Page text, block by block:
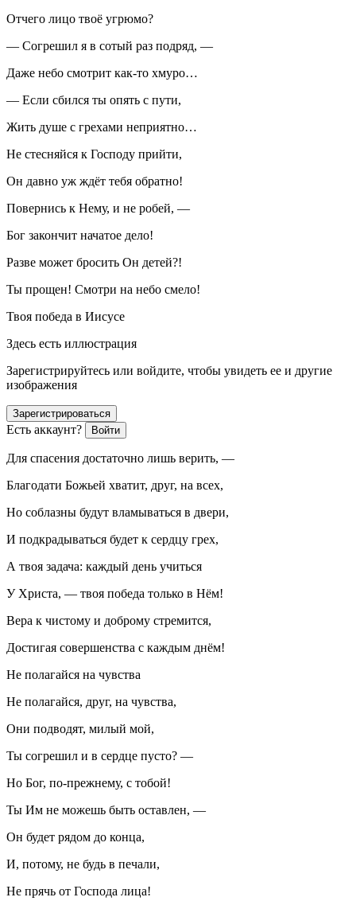
Отчего лицо твоё угрюмо?
— Согрешил я в сотый раз подряд, —
Даже небо смотрит как-то хмуро…
— Если сбился ты опять с пути,
Жить душе с грехами неприятно…
Не стесняйся к Господу прийти,
Он давно уж ждёт тебя обратно!
Повернись к Нему, и не робей, —
Бог закончит начатое дело!
Разве может бросить Он детей?!
Ты прощен! Смотри на небо смело!
Твоя победа в Иисусе
Здесь есть иллюстрация
Зарегистрируйтесь или войдите, чтобы увидеть ее и другие
изображения
Зарегистрироваться
Есть аккаунт? Войти
Для спасения достаточно лишь верить, —
Благодати Божьей хватит, друг, на всех,
Но соблазны будут вламываться в двери,
И подкрадываться будет к сердцу грех,
А твоя задача: каждый день учиться
У Христа, — твоя победа только в Нём!
Вера к чистому и доброму стремится,
Достигая совершенства с каждым днём!
Не полагайся на чувства
Не полагайся, друг, на чувства,
Они подводят, милый мой,
Ты согрешил и в сердце пусто? —
Но Бог, по-прежнему, с тобой!
Ты Им не можешь быть оставлен, —
Он будет рядом до конца,
И, потому, не будь в печали,
Не прячь от Господа лица!